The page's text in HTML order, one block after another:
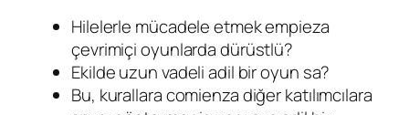
Hilelerle mücadele etmek empieza
çevrimiçi oyunlarda dürüstlü?
Ekilde uzun vadeli adil bir oyun sa?
Bu, kurallara comienza diğer katılımcılara